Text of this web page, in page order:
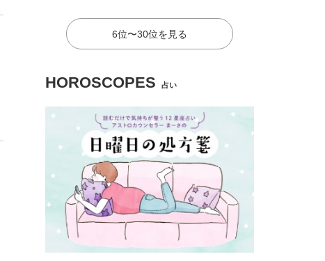
6位〜30位を見る
HOROSCOPES 占い